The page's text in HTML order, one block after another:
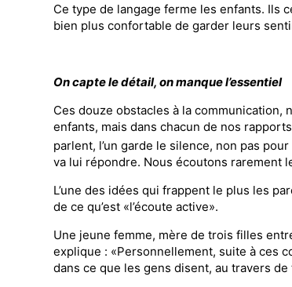
Ce type de langage ferme les enfants. Ils
bien plus confortable de garder leurs
On capte le détail, on manque l’essentiel
Ces douze obstacles à la communica­tion,
enfants, mais dans chacun de nos
parlent, l’un garde le silence, non pas
va lui répondre. Nous écoutons rarement
L’une des idées qui frappent le plus les
de ce qu’est «l’écoute active».
Une jeune femme, mère de trois filles
explique : «Personnellement, suite à ces
dans ce que les gens disent, au travers